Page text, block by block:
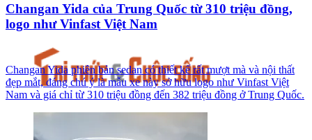
Changan Yida của Trung Quốc từ 310 triệu đồng,
logo như Vinfast Việt Nam
Changan Yida phiên bản sedan có thiết kế rất mượt mà và nội thất
đẹp mắt, đáng chú ý là mẫu xe này sở hữu logo như Vinfast Việt
Nam và giá chỉ từ 310 triệu đồng đến 382 triệu đồng ở Trung Quốc.